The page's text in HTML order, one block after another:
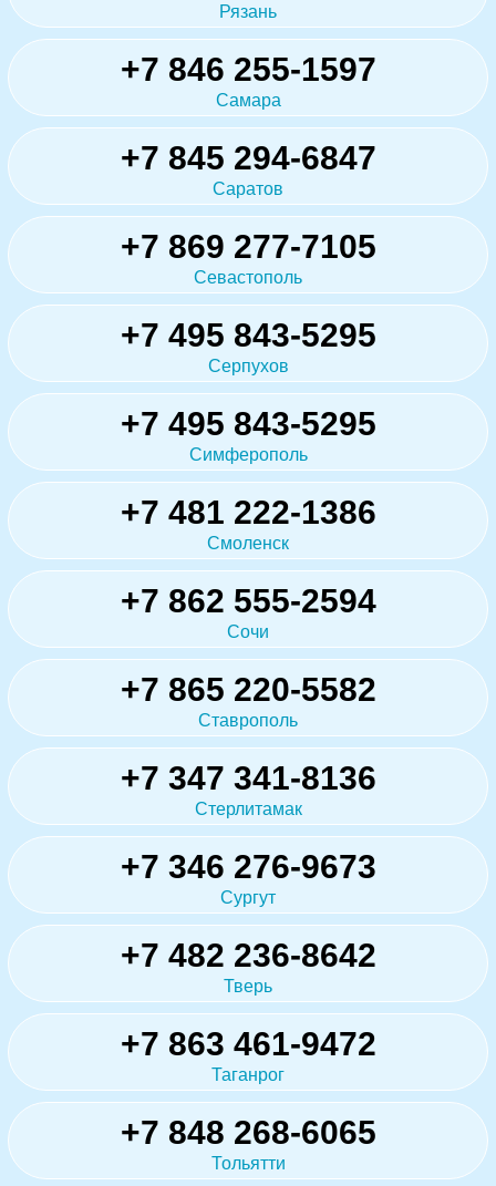
Рязань
+7 846 255-1597
Самара
+7 845 294-6847
Саратов
+7 869 277-7105
Севастополь
+7 495 843-5295
Серпухов
+7 495 843-5295
Симферополь
+7 481 222-1386
Смоленск
+7 862 555-2594
Сочи
+7 865 220-5582
Ставрополь
+7 347 341-8136
Стерлитамак
+7 346 276-9673
Сургут
+7 482 236-8642
Тверь
+7 863 461-9472
Таганрог
+7 848 268-6065
Тольятти